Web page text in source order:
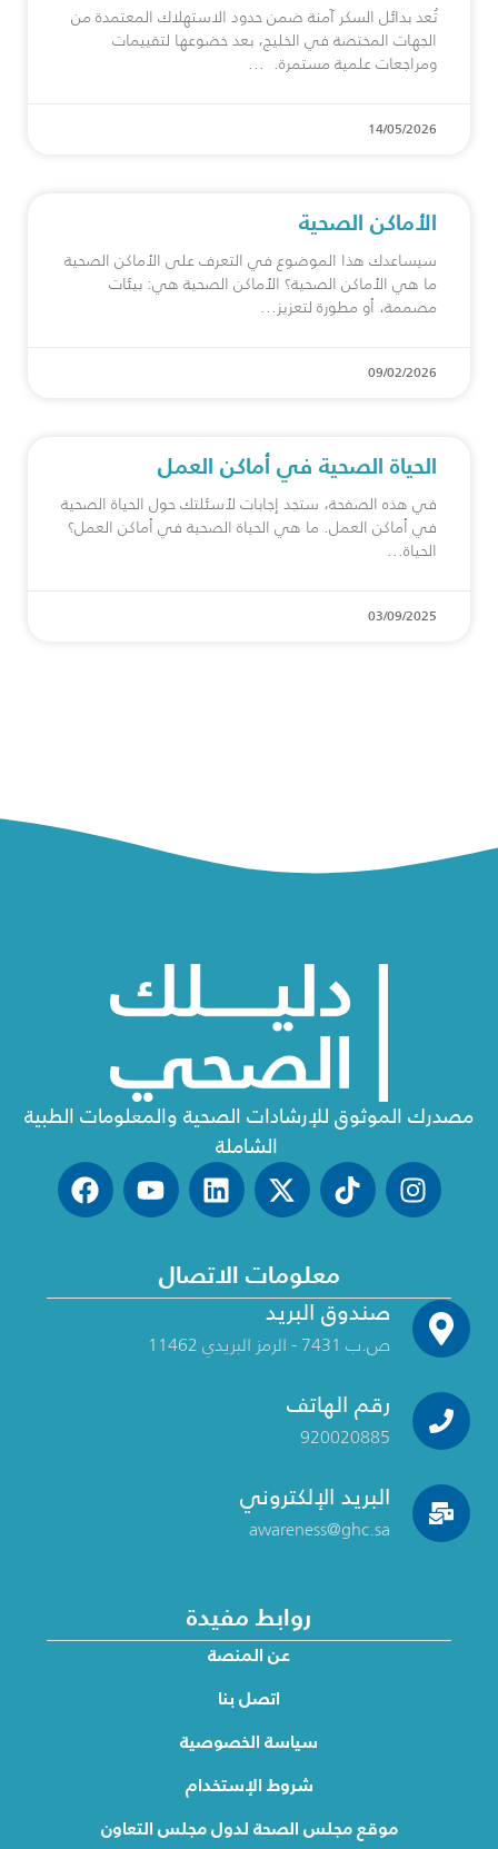
تُعد بدائل السكر آمنة ضمن حدود الاستهلاك المعتمدة من
الجهات المختصة في الخليج، بعد خضوعها لتقييمات
ومراجعات علمية مستمرة.
14/05/2026
الأماكن الصحية
سيساعدك هذا الموضوع في التعرف على الأماكن الصحية
ما هي الأماكن الصحية؟ الأماكن الصحية هي: بيئات
مصممة، أو مطورة لتعزيز
09/02/2026
الحياة الصحية في أماكن العمل
في هذه الصفحة، ستجد إجابات لأسئلتك حول الحياة الصحية
في أماكن العمل. ما هي الحياة الصحية في أماكن العمل؟
الحياة
03/09/2025
روابط مفيدة
عن المنصة
اتصل بنا
سياسة الخصوصية
شروط الإستخدام
موقع مجلس الصحة لدول مجلس التعاون
معلومات الاتصال
صندوق البريد
ص.ب 7431 - الرمز البريدي 11462
رقم الهاتف
920020885
البريد الإلكتروني
awareness@ghc.sa
مصدرك الموثوق للإرشادات الصحية والمعلومات الطبية